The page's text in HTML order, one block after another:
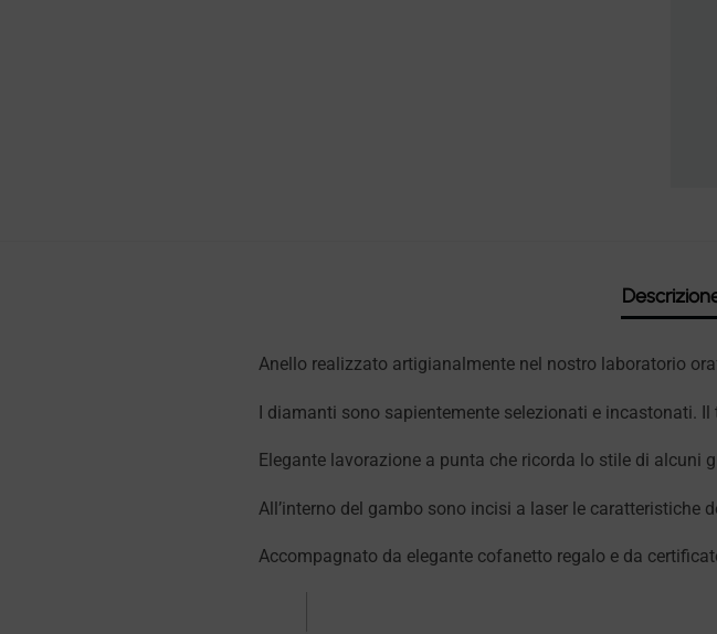
Anello realizzato artigianalmente nel nostro laboratorio
I diamanti sono sapientemente selezionati e incastonati.
Elegante lavorazione a punta che ricorda lo stile di alcuni
All’interno del gambo sono incisi a laser le caratteristiche
Accompagnato da elegante cofanetto regalo e da